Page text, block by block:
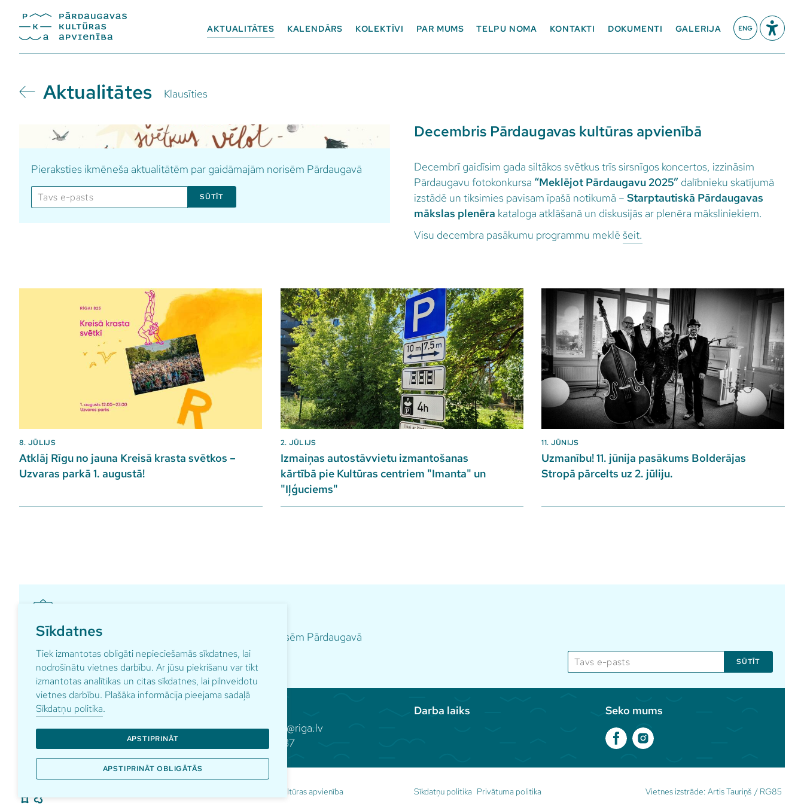
Sīkdatnes
Tiek izmantotas obligāti nepieciešamās sīkdatnes, lai
nodrošinātu vietnes darbību. Ar jūsu piekrišanu var tikt
izmantotas analītikas un citas sīkdatnes, lai pilnveidotu
vietnes darbību. Plašāka informācija pieejama sadaļā
Sīkdatņu politika.
APSTIPRINĀT
APSTIPRINĀT OBLIGĀTĀS
AKTUALITĀTES KALENDĀRS KOLEKTĪVI PAR MUMS TELPU NOMA KONTAKTI DOKUMENTI GALERIJA ENG
Aktualitātes Klausīties
Pieraksties ikmēneša aktualitātēm par gaidāmajām norisēm Pārdaugavā
SŪTĪT
Decembris Pārdaugavas kultūras apvienībā
Decembrī gaidīsim gada siltākos svētkus trīs sirsnīgos koncertos, izzināsim
Pārdaugavu fotokonkursa “Meklējot Pārdaugavu 2025” dalībnieku skatījumā
izstādē un tiksimies pavisam īpašā notikumā – Starptautiskā Pārdaugavas
mākslas plenēra kataloga atklāšanā un diskusijās ar plenēra māksliniekiem.
Visu decembra pasākumu programmu meklē šeit.
8. JŪLIJS
Atklāj Rīgu no jauna Kreisā krasta svētkos –
Uzvaras parkā 1. augustā!
2. JŪLIJS
Izmaiņas autostāvvietu izmantošanas
kārtībā pie Kultūras centriem "Imanta" un
"Iļģuciems"
11. JŪNIJS
Uzmanību! 11. jūnija pasākums Bolderājas
Stropā pārcelts uz 2. jūliju.
Pieraksties ikmēneša aktualitātēm par gaidāmajām norisēm Pārdaugavā
SŪTĪT
Adrese
Anniņmuižas bulvāris 29
Rīga, LV-1067
pardaugavaka@riga.lv
+371 67 181 937
Darba laiks Seko mums
© Pārdaugavas kultūras apvienība Sīkdatņu politika Privātuma politika Vietnes izstrāde: Artis Tauriņš / RG85